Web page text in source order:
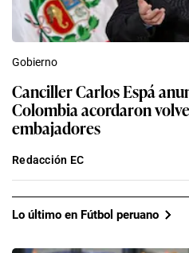
Gobierno
Canciller Carlos Espá
Colombia acordaron
embajadores
Redacción EC
Lo último en Fútbol peruano